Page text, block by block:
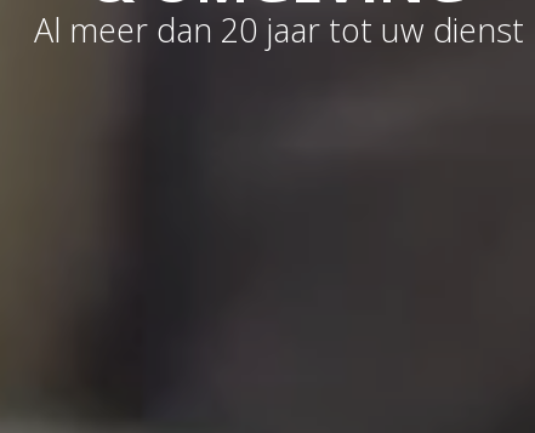
Al meer dan 20 jaar tot uw dienst